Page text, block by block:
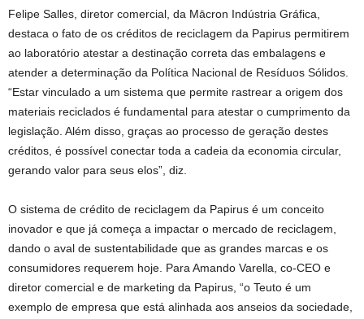
Felipe Salles, diretor comercial, da Mācron Indústria Gráfica,
destaca o fato de os créditos de reciclagem da Papirus permitirem
ao laboratório atestar a destinação correta das embalagens e
atender a determinação da Política Nacional de Resíduos Sólidos.
“Estar vinculado a um sistema que permite rastrear a origem dos
materiais reciclados é fundamental para atestar o cumprimento da
legislação. Além disso, graças ao processo de geração destes
créditos, é possível conectar toda a cadeia da economia circular,
gerando valor para seus elos”, diz.
O sistema de crédito de reciclagem da Papirus é um conceito
inovador e que já começa a impactar o mercado de reciclagem,
dando o aval de sustentabilidade que as grandes marcas e os
consumidores requerem hoje. Para Amando Varella, co-CEO e
diretor comercial e de marketing da Papirus, “o Teuto é um
exemplo de empresa que está alinhada aos anseios da sociedade,